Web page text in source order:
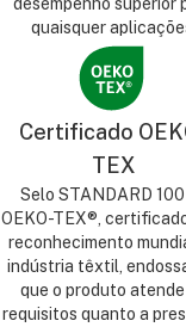
desempenho superior
quaisquer
Certificado
TEX
Selo STANDARD
OEKO-TEX®,
reconhecimento
indústria têxtil,
que o produto
requisitos quanto a